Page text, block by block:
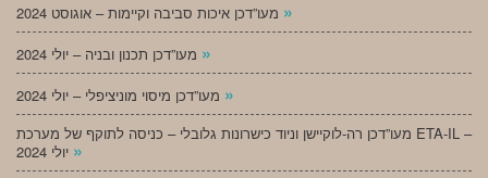
»
»
»
מעו”דכן רה-לוקיישן וניוד כישרונות גלובלי – כניסה לתוקף של מערכת ETA-IL –
»